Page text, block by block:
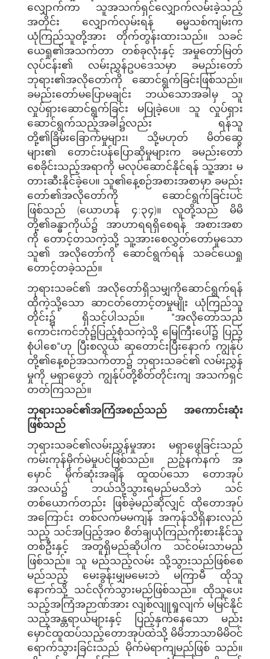
လျှောက်ကာ သူအသက်ရှင်လျှောက်လမ်းခဲ့သည့်
အတိုင်း လျှောက်လှမ်းရန် ဓမ္မသစ်ကျမ်းက
ယုံကြည်သူတို့အား တိုက်တွန်းထားသည်။ သခင်
ယေရှု၏အသက်တာ တစ်ခုလုံးနှင့် အမှုတော်မြတ်
လုပ်ငန်း၏ လမ်းညွှန်ဥပဒေသမှာ ခမည်းတော်
ဘုရား၏အလိုတော်ကို ဆောင်ရွက်ခြင်းဖြစ်သည်။
ခမည်းတော်မပြောမချင်း ဘယ်သောအခါမှ သူ
လှုပ်ရှားဆောင်ရွက်ခြင်း မပြုခဲ့ပေ။ သူ လှုပ်ရှား
ဆောင်ရွက်သည့်အခါ၌လည်း ရန်သူ
တို့၏ခြိမ်းခြောက်မှုများ၊ သို့မဟုတ် မိတ်ဆွေ
များ၏ တောင်းပန်ပြောဆိုမှုများက ခမည်းတော်
စေခိုင်းသည့်အရာကို မလုပ်ဆောင်နိုင်ရန် သူ့အား မ
တားဆီးနိုင်ခဲ့ပေ။ သူ၏နေ့စဉ်အစားအစာမှာ ခမည်း
တော်၏အလိုတော်ကို ဆောင်ရွက်ခြင်းပင်
ဖြစ်သည် (ယောဟန် ၄:၃၄)။ လူတို့သည် မိမိ
တို့၏ခန္ဓာကိုယ်၌ အာဟာရရရှိစေရန် အစားအစာ
ကို တောင့်တသကဲ့သို့ သူ့အားစေလွှတ်တော်မူသော
သူ၏ အလိုတော်ကို ဆောင်ရွက်ရန် သခင်ယေရှု
တောင့်တခဲ့သည်။
ဘုရားသခင်၏ အလိုတော်ရှိသမျှကိုဆောင်ရွက်ရန်
ထိုကဲ့သို့သော ဆာငတ်တောင့်တမှုမျိုး ယုံကြည်သူ
တိုင်း၌ ရှိသင့်ပါသည်။ "အလိုတော်သည်
ကောင်းကင်ဘုံ၌ပြည့်စုံသကဲ့သို့ မြေကြီးပေါ်၌ ပြည့်
စုံပါစေ"ဟု ပြီးစလွယ် ဆုတောင်းပြီးနောက် ကျွန်ုပ်
တို့၏နေ့စဉ်အသက်တာ၌ ဘုရားသခင်၏ လမ်းညွှန်
မှုကို မရှာဖွေဘဲ ကျွန်ုပ်တို့စိတ်တိုင်းကျ အသက်ရှင်
တတ်ကြသည်။
ဘုရားသခင်၏အကြံအစည်သည် အကောင်းဆုံး
ဖြစ်သည်
ဘုရားသခင်၏လမ်းညွှန်မှုအား မရှာဖွေခြင်းသည်
ကမ်းကုန်မိုက်မဲမှုပင်ဖြစ်သည်။ ညဉ့်နက်နက် အ
မှောင် မိုက်ဆုံးအချိန် ထူထပ်သော တောအုပ်
အလယ်၌ ဘယ်သို့သွားရမည်မသိဘဲ သင်
တစ်ယောက်တည်း ဖြစ်ခဲ့မည်ဆိုလျှင် ထိုတောအုပ်
အကြောင်း တစ်လက်မမကျန် အကုန်သိရှိနားလည်
သည့် သင်အပြည့်အဝ စိတ်ချယုံကြည်ကိုးစားနိုင်သူ
တစ်ဦးနှင့် အတူရှိမည်ဆိုပါက သင်ဝမ်းသာမည်
ဖြစ်သည်။ သူ မည်သည့်လမ်း သို့သွားသည်ဖြစ်စေ
မည်သည့် မေးခွန်းမျှမမေးဘဲ မကြာမီ ထိုသူ
နောက်သို့ သင်လိုက်သွားမည်ဖြစ်သည်။ ထိုသူပေး
သည့်အကြံအဉာဏ်အား လျစ်လျူရှုလျက် မမြင်နိုင်
သည့်အန္တရာယ်များနှင့် ပြည့်နှက်နေသော မည်း
မှောင်ထူထပ်သည့်တောအုပ်ထဲသို့ မိမိဘာသာမိမိဝင်
ရောက်သွားခြင်းသည် မိုက်မဲရာကျမည်ဖြစ် သည်။